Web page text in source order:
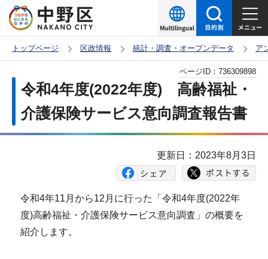
の
ー
トップページ 区政情報 統計・調査・オープンデータ ア
か
令和4年度(2022年度) 高齢福祉・
介護保険サービス意向調査報告書
ページID： 736309898
更新日：2023年8月3日
令和4年11月から12月に行った「令和4年度(2022年
度)高齢福祉・介護保険サービス意向調査」の概要を
紹介します。